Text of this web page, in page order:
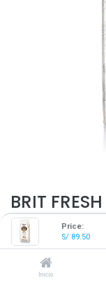
Price:
S/ 89.50
Inicio
BRIT
S/ 89.50